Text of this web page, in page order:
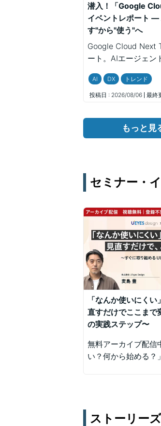
潜入！「Google
イベントレポート
す"から"使う"へ
Google Cloud Next
ート。AIエージェン
化や、Gemini
例、小さく始める導
AI DX トレンド
投稿日 : 2026/08/06 最終
もっと見
セミナー・
「なんか使いにく
直すだけでここま
の実践ステップ〜
無料アーカイブ配信
い？何から始める？
ストーリーズ